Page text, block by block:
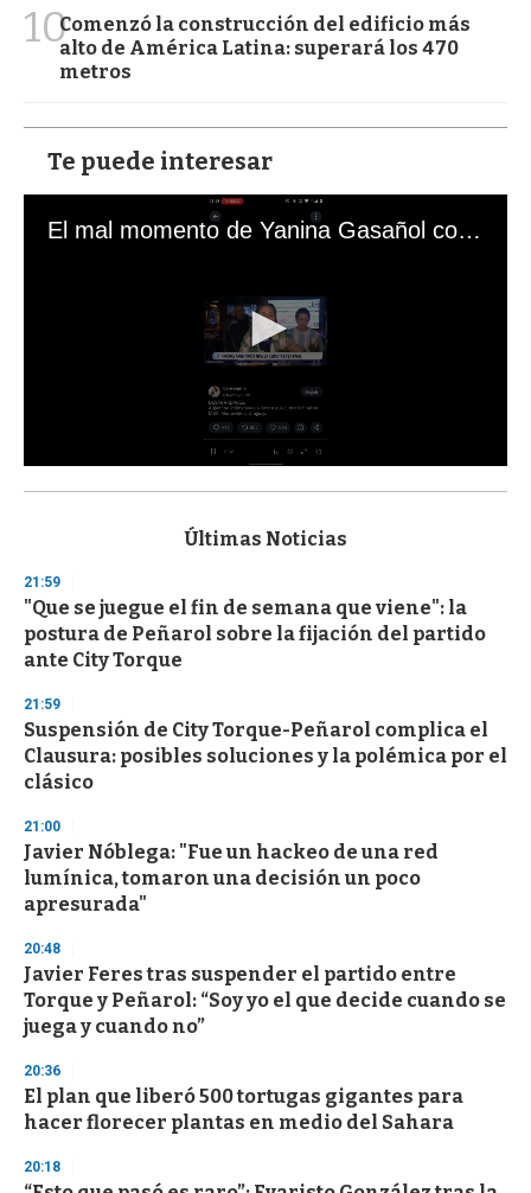
10Comenzó la construcción del edificio más
alto de América Latina: superará los 470
metros
Te puede interesar
El mal momento de Yanina Gasañol con un hincha argentino en "Subrayado"
s
d
s
o
f
3
s
e
c
o
n
Últimas Noticias
21:59
"Que se juegue el fin de semana que viene": la
postura de Peñarol sobre la fijación del partido
ante City Torque
21:59
Suspensión de City Torque-Peñarol complica el
Clausura: posibles soluciones y la polémica por el
clásico
21:00
Javier Nóblega: "Fue un hackeo de una red
lumínica, tomaron una decisión un poco
apresurada"
20:48
Javier Feres tras suspender el partido entre
Torque y Peñarol: “Soy yo el que decide cuando se
juega y cuando no”
20:36
El plan que liberó 500 tortugas gigantes para
hacer florecer plantas en medio del Sahara
20:18